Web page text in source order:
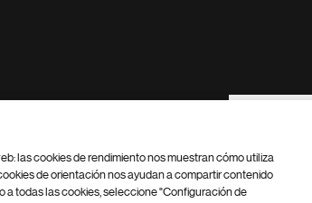
Footer Site
las cookies de rendimiento nos muestran cómo utiliza
de orientación nos ayudan a compartir contenido
a todas las cookies, seleccione "Configuración de